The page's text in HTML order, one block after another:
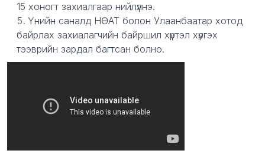
15 хоногт захиалгаар нийлүүлнэ.
Үнийн саналд НӨАТ болон Улаанбаатар хотод
байрлах захиалагчийн байршил хүртэл хүргэх
тээврийн зардал багтсан болно.